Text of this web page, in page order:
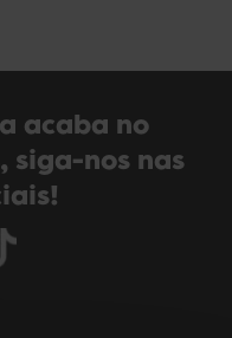
acaba no
siga-nos nas